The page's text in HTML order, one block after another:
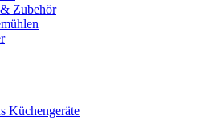
Zubehör
Küchengeräte